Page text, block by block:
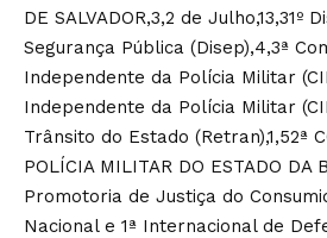
DE SALVADOR,3,2 de
Segurança Pública (Disep),4,3ª
Independente da Polícia Militar
Independente da Polícia Militar
Trânsito do Estado (Retran),1,52ª
POLÍCIA MILITAR DO ESTADO DA
Promotoria de Justiça do
Nacional e 1ª Internacional de